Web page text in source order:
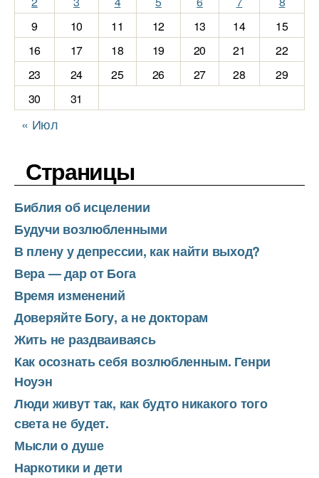
9
10 11 12 13 14
15
16
17 18 19 20 21
22
23
24 25 26 27 28
29
30
31
« Июл
Страницы
Библия об исцелении
Будучи возлюбленными
В плену у депрессии, как найти выход?
Вера — дар от Бога
Время изменений
Доверяйте Богу, а не докторам
Жить не раздваиваясь
Как осознать себя возлюбленным. Генри
Ноуэн
Люди живут так, как будто никакого того
света не будет.
Мысли о душе
Наркотики и дети